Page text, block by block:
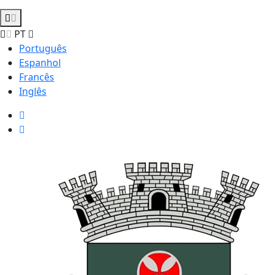
PT
Português
Espanhol
Francês
Inglês